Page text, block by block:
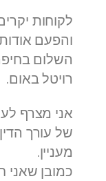
לקוחות
והפעם
השלום
רויטל באום.
אני מצרף
של עורך
מעניין.
כמובן שאני